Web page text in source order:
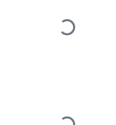
Carregando...